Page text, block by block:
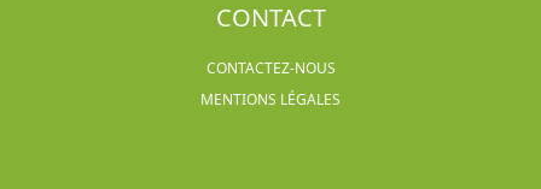
CONTACT
CONTACTEZ-NOUS
MENTIONS LÉGALES